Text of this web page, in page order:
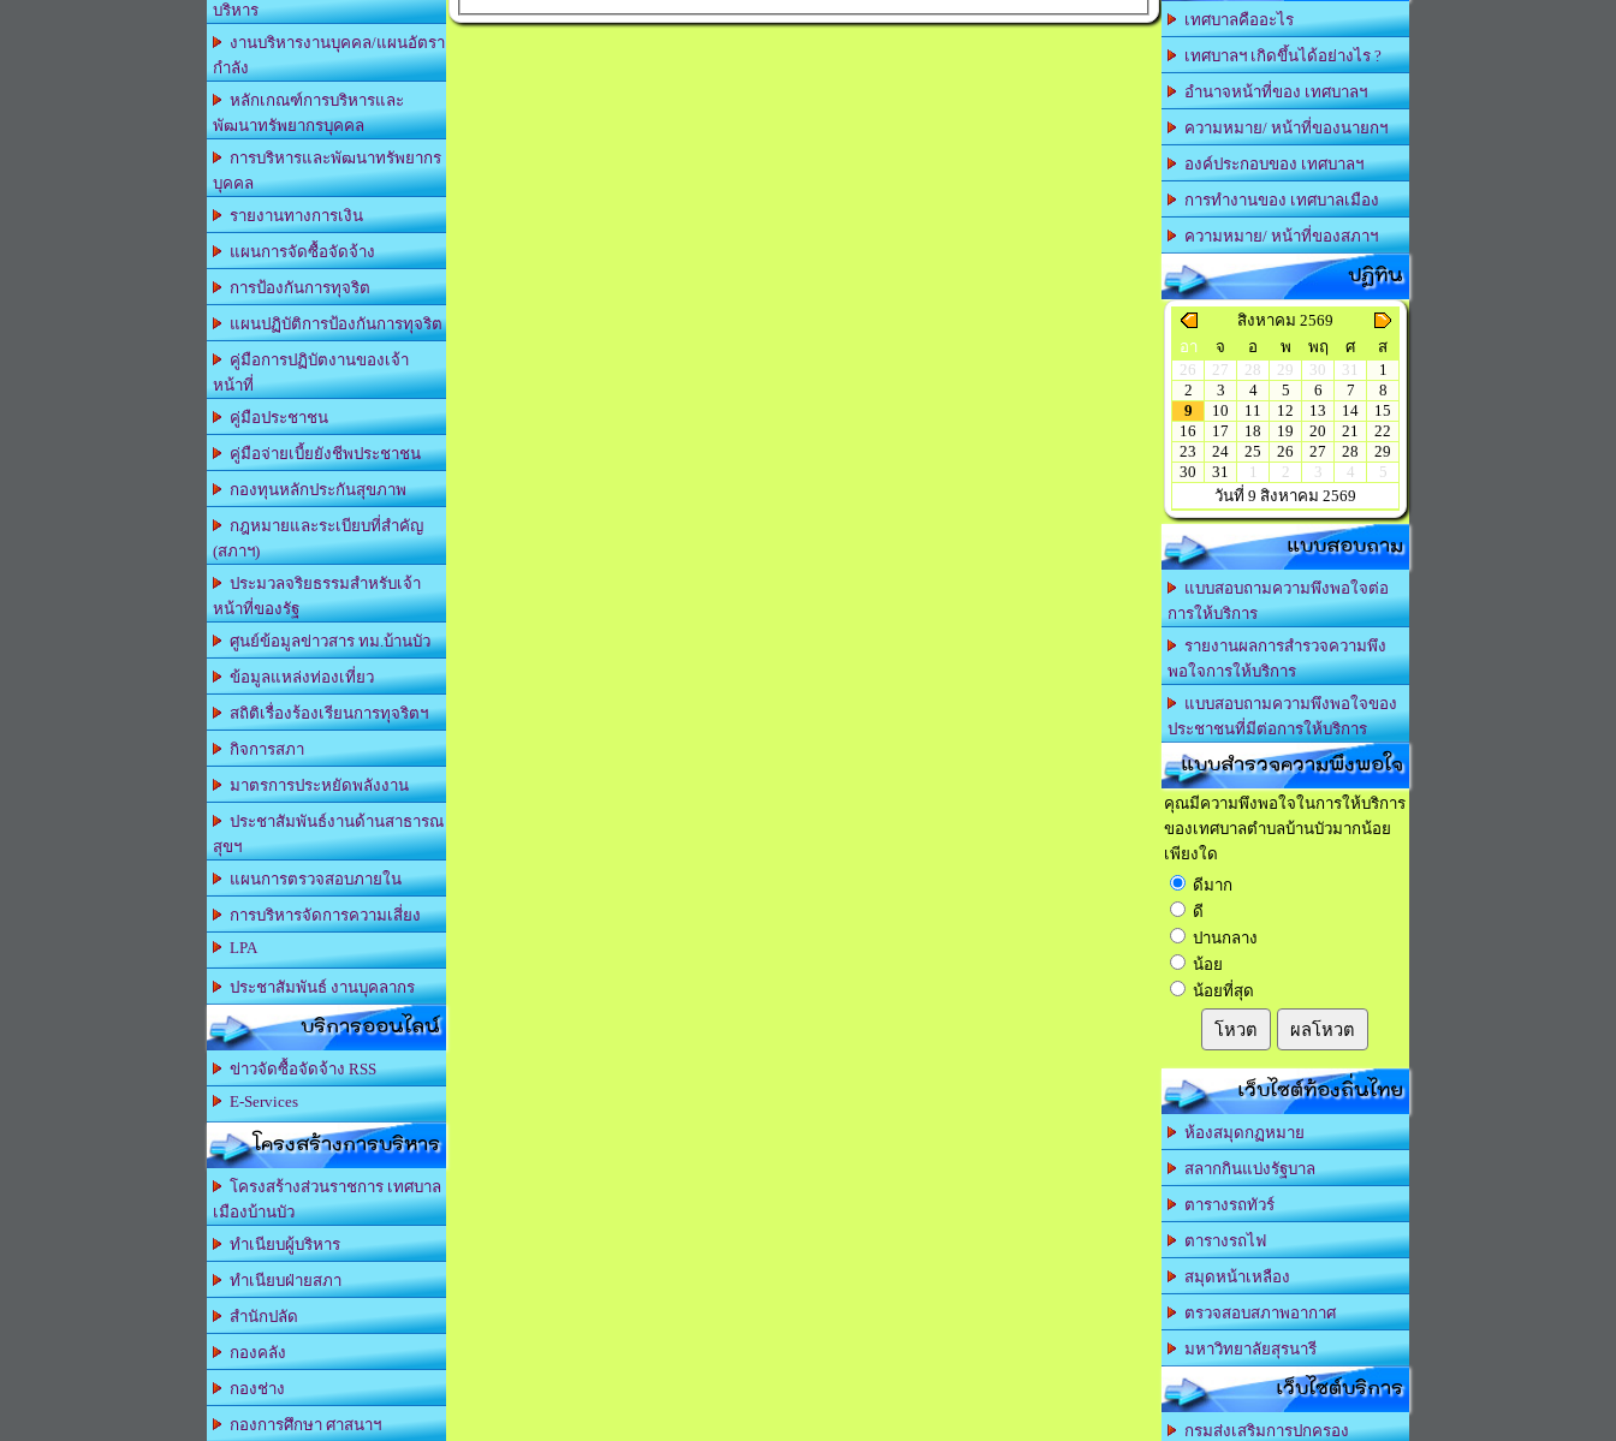
บริหาร
งานบริหารงานบุคคล/แผนอัตรา
กำลัง
หลักเกณฑ์การบริหารและ
พัฒนาทรัพยากรบุคคล
การบริหารและพัฒนาทรัพยากร
บุคคล
รายงานทางการเงิน
แผนการจัดซื้อจัดจ้าง
การป้องกันการทุจริต
แผนปฏิบัติการป้องกันการทุจริต
คู่มือการปฏิบัตงานของเจ้า
หน้าที่
คู่มือประชาชน
คู่มือจ่ายเบี้ยยังชีพประชาชน
กองทุนหลักประกันสุขภาพ
กฎหมายและระเบียบที่สำคัญ
(สภาฯ)
ประมวลจริยธรรมสำหรับเจ้า
หน้าที่ของรัฐ
ศูนย์ข้อมูลข่าวสาร ทม.บ้านบัว
ข้อมูลแหล่งท่องเที่ยว
สถิติเรื่องร้องเรียนการทุจริตฯ
กิจการสภา
มาตรการประหยัดพลังงาน
ประชาสัมพันธ์งานด้านสาธารณ
สุขฯ
แผนการตรวจสอบภายใน
การบริหารจัดการความเสี่ยง
LPA
ประชาสัมพันธ์ งานบุคลากร
บริการออนไลน์
ข่าวจัดซื้อจัดจ้าง RSS
E-Services
โครงสร้างการบริหาร
โครงสร้างส่วนราชการ เทศบาล
เมืองบ้านบัว
ทำเนียบผู้บริหาร
ทำเนียบฝ่ายสภา
สำนักปลัด
กองคลัง
กองช่าง
กองการศึกษา ศาสนาฯ
เทศบาลคืออะไร
เทศบาลฯ เกิดขึ้นได้อย่างไร ?
อำนาจหน้าที่ของ เทศบาลฯ
ความหมาย/ หน้าที่ของนายกฯ
องค์ประกอบของ เทศบาลฯ
การทำงานของ เทศบาลเมือง
ความหมาย/ หน้าที่ของสภาฯ
ปฏิทิน
สิงหาคม 2569
อา
จ อ พ พฤ ศ
ส
26
27 28 29 30 31
1
2
3 4 5 6 7
8
9
10 11 12 13 14
15
16
17 18 19 20 21
22
23
24 25 26 27 28
29
30
31 1 2 3 4
5
วันที่ 9 สิงหาคม 2569
แบบสอบถาม
แบบสอบถามความพึงพอใจต่อ
การให้บริการ
รายงานผลการสำรวจความพึง
พอใจการให้บริการ
แบบสอบถามความพึงพอใจของ
ประชาชนที่มีต่อการให้บริการ
แบบสำรวจความพึงพอใจ
คุณมีความพึงพอใจในการให้บริการ
ของเทศบาลตำบลบ้านบัวมากน้อย
เพียงใด
ดีมาก
ดี
ปานกลาง
น้อย
น้อยที่สุด
โหวต ผลโหวต
เว็บไซต์ท้องถิ่นไทย
ห้องสมุดกฏหมาย
สลากกินแบ่งรัฐบาล
ตารางรถทัวร์
ตารางรถไฟ
สมุดหน้าเหลือง
ตรวจสอบสภาพอากาศ
มหาวิทยาลัยสุรนารี
เว็บไซต์บริการ
กรมส่งเสริมการปกครอง